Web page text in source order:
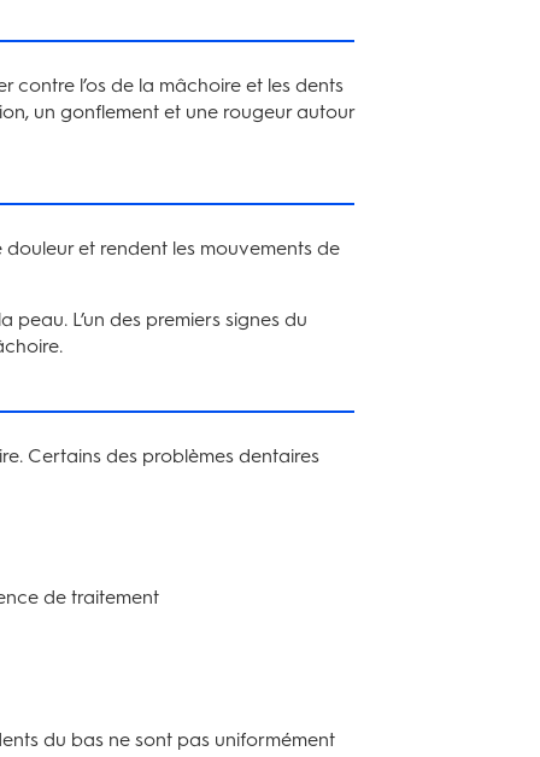
contre l’os de la mâchoire et les dents
un gonflement et une rougeur autour
et rendent les mouvements de
L’un des premiers signes du
Certains des problèmes dentaires
de traitement
du bas ne sont pas uniformément